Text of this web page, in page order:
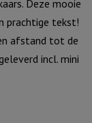
Deze mooie
prachtige tekst!
afstand tot de
incl. mini